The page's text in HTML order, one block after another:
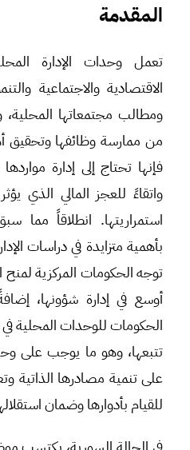
المقدمة
تعمل وحدات الإدارة
الاقتصادية والاجتماعية
ومطالب مجتمعاتها
من ممارسة وظائفها وتحقيق
فإنها تحتاج إلى إدارة
واتقاءً للعجز المالي الذي
استمراريتها. انطلاقاً مما
بأهمية متزايدة في دراسات
توجه الحكومات المركزية
أوسع في إدارة شؤونها،
الحكومات للوحدات المحلية
تتبعها، وهو ما يوجب على
على تنمية مصادرها الذاتية
للقيام بأدوارها وضمان